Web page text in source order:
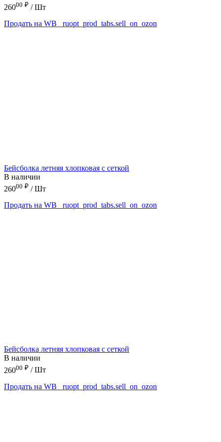
26000 ₽ / Шт
Продать на WB
_ruopt_prod_tabs.sell_on_ozon
Бейсболка летняя хлопковая с сеткой
В наличии
26000 ₽ / Шт
Продать на WB
_ruopt_prod_tabs.sell_on_ozon
Бейсболка летняя хлопковая с сеткой
В наличии
26000 ₽ / Шт
Продать на WB
_ruopt_prod_tabs.sell_on_ozon